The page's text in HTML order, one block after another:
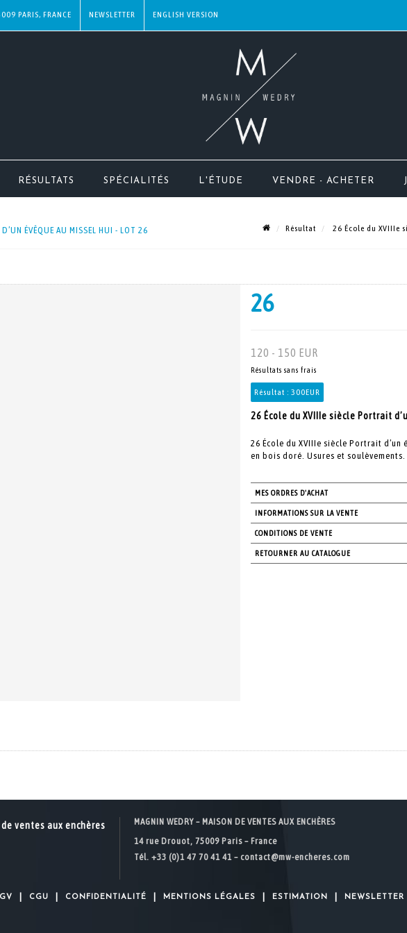
PARIS, FRANCE NEWSLETTER
RÉSULTATS SPÉCIALITÉS L'ÉTUDE VENDRE - ACHETER
ÉVÊQUE AU MISSEL HUI - LOT 26 Résultat 26 École du XVIIIe
26
120 - 150 EUR
Résultats sans frais
Résultat : 300EUR
26 École du XVIIIe siècle Portrait
26 École du XVIIIe siècle Portrait
en bois doré. Usures et soulèvements.
MES ORDRES D'ACHAT
INFORMATIONS SUR LA VENTE
CONDITIONS DE VENTE
RETOURNER AU CATALOGUE
MAGNIN WEDRY – MAISON DE VENTES AUX ENCHÈRES
14 rue Drouot, 75009 Paris – France
Tél. +33 (0)1 47 70 41 41 – contact@mw-encheres.com
CGU CONFIDENTIALITÉ MENTIONS LÉGALES ESTIMATION NEWSLETTER